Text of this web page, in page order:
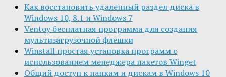
Как восстановить удаленный раздел диска в
Windows 10, 8.1 и Windows 7
Ventoy бесплатная программа для создания
мультизагрузочной флешки
Winstall простая установка программ с
использованием менеджера пакетов Winget
Общий доступ к папкам и дискам в Windows 10